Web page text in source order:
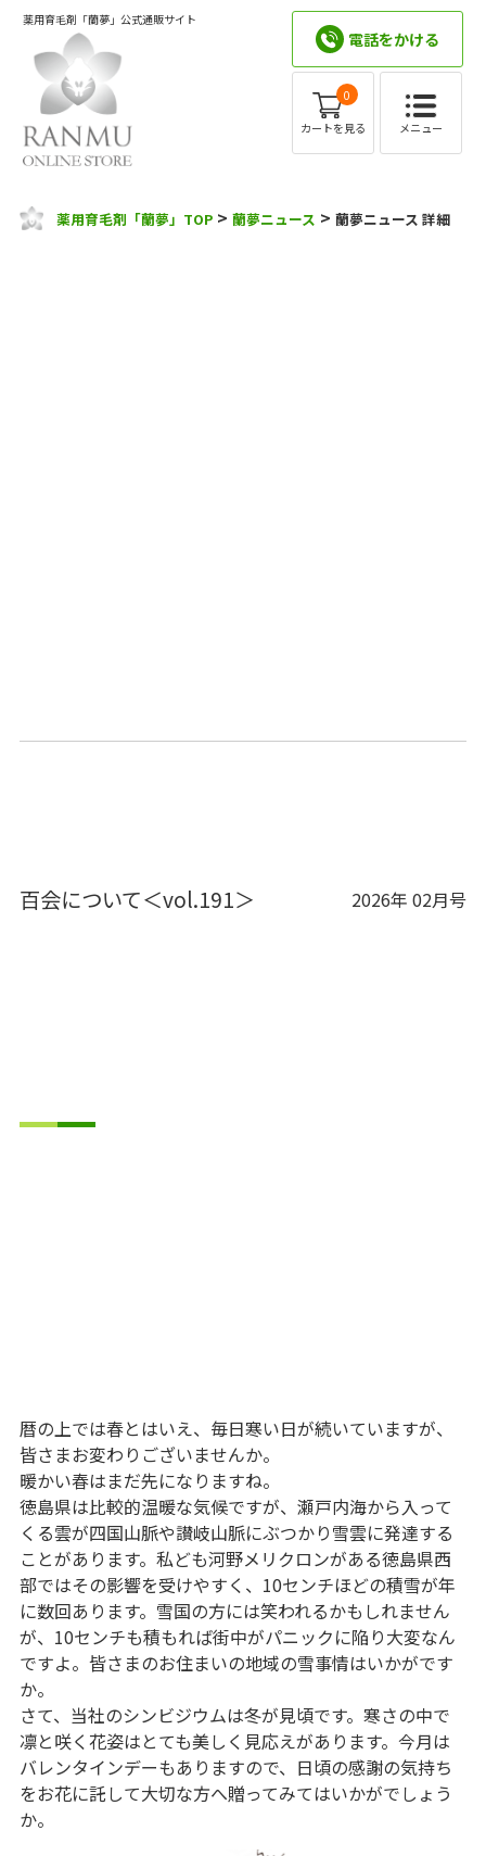
薬用育毛剤「蘭夢」公式通販サイト
電話をかける
0
カートを見る メニュー
薬用育毛剤「蘭夢」TOP >蘭夢ニュース >蘭夢ニュース 詳細
百会について＜vol.191＞ 2026年 02月号
暦の上では春とはいえ、毎日寒い日が続いていますが、
皆さまお変わりございませんか。
暖かい春はまだ先になりますね。
徳島県は比較的温暖な気候ですが、瀬戸内海から入って
くる雲が四国山脈や讃岐山脈にぶつかり雪雲に発達する
ことがあります。私ども河野メリクロンがある徳島県西
部ではその影響を受けやすく、10センチほどの積雪が年
に数回あります。雪国の方には笑われるかもしれません
が、10センチも積もれば街中がパニックに陥り大変なん
ですよ。皆さまのお住まいの地域の雪事情はいかがです
か。
さて、当社のシンビジウムは冬が見頃です。寒さの中で
凛と咲く花姿はとても美しく見応えがあります。今月は
バレンタインデーもありますので、日頃の感謝の気持ち
をお花に託して大切な方へ贈ってみてはいかがでしょう
か。